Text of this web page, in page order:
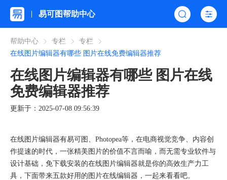
易可图帮助中心
帮助中心 专栏
专栏
在线图片编辑器有哪些 图片在线免费编辑器推荐
在线图片编辑器有哪些 图片在线
免费编辑器推荐
更新于：2025-07-08 09:56:39
在线图片编辑器有易可图、Photopea等，在电商视觉竞争、内容创
作提速的时代，一张精美图片的价值不言而喻，而无需专业软件与
设计基础，​免下载安装的在线图片编辑器就是你的高效生产力工
具，下面带来五款好用的图片在线编辑器，一起来看看吧。